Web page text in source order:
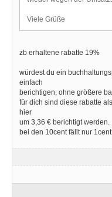
Viele Grüße
zb erhaltene rabatte 19%
würdest du ein
einfach
berichtigen, ohne größere
für dich sind diese rabatte
hier
um 3,36 € berichtigt werden.
bei den 10cent fällt nur